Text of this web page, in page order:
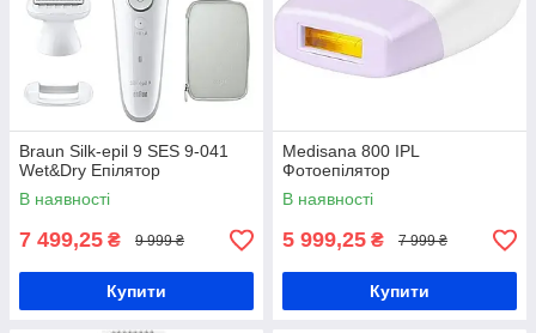
Braun Silk-epil 9 SES 9-041
Wet&Dry Епілятор
В наявності
7 499,25 ₴ 9 999 ₴
Купити
Medisana 800 IPL
Фотоепілятор
В наявності
5 999,25 ₴ 7 999 ₴
Купити